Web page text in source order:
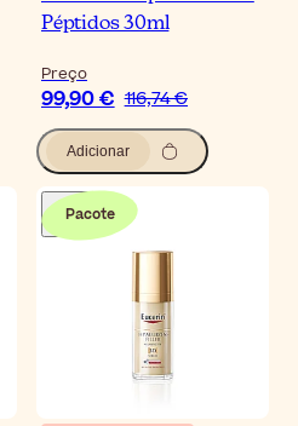
Péptidos 30ml
Preço
99,90 € 116,74 €
Adicionar
Pacote